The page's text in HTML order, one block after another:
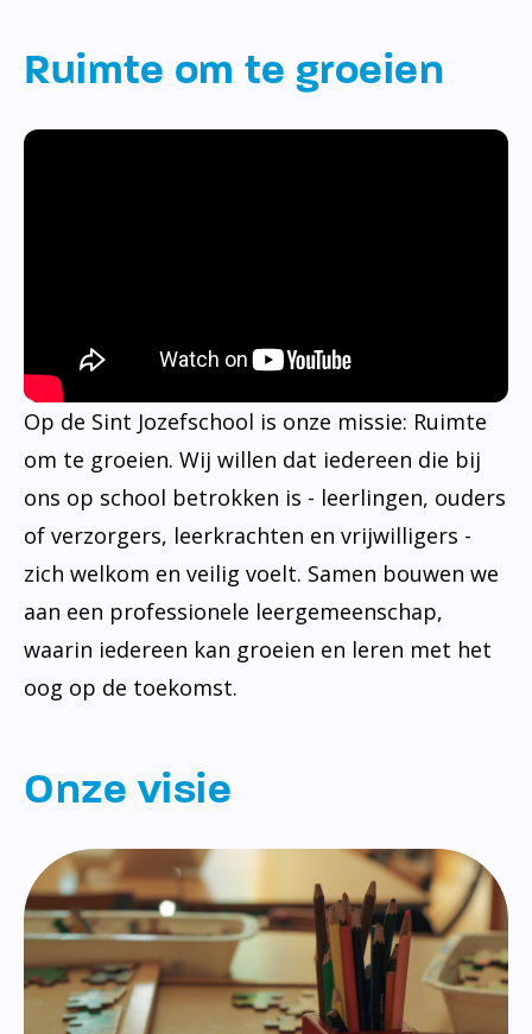
Ruimte om te groeien
Op de Sint Jozefschool is onze missie: Ruimte
om te groeien. Wij willen dat iedereen die bij
ons op school betrokken is - leerlingen, ouders
of verzorgers, leerkrachten en vrijwilligers -
zich welkom en veilig voelt. Samen bouwen we
aan een professionele leergemeenschap,
waarin iedereen kan groeien en leren met het
oog op de toekomst.
Onze visie